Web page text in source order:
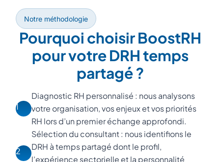
Notre méthodologie
Pourquoi choisir BoostRH
pour votre DRH temps
partagé ?
1
Diagnostic RH personnalisé : nous analysons
votre organisation, vos enjeux et vos priorités
RH lors d’un premier échange approfondi.
2
Sélection du consultant : nous identifions le
DRH à temps partagé dont le profil,
l’expérience sectorielle et la personnalité